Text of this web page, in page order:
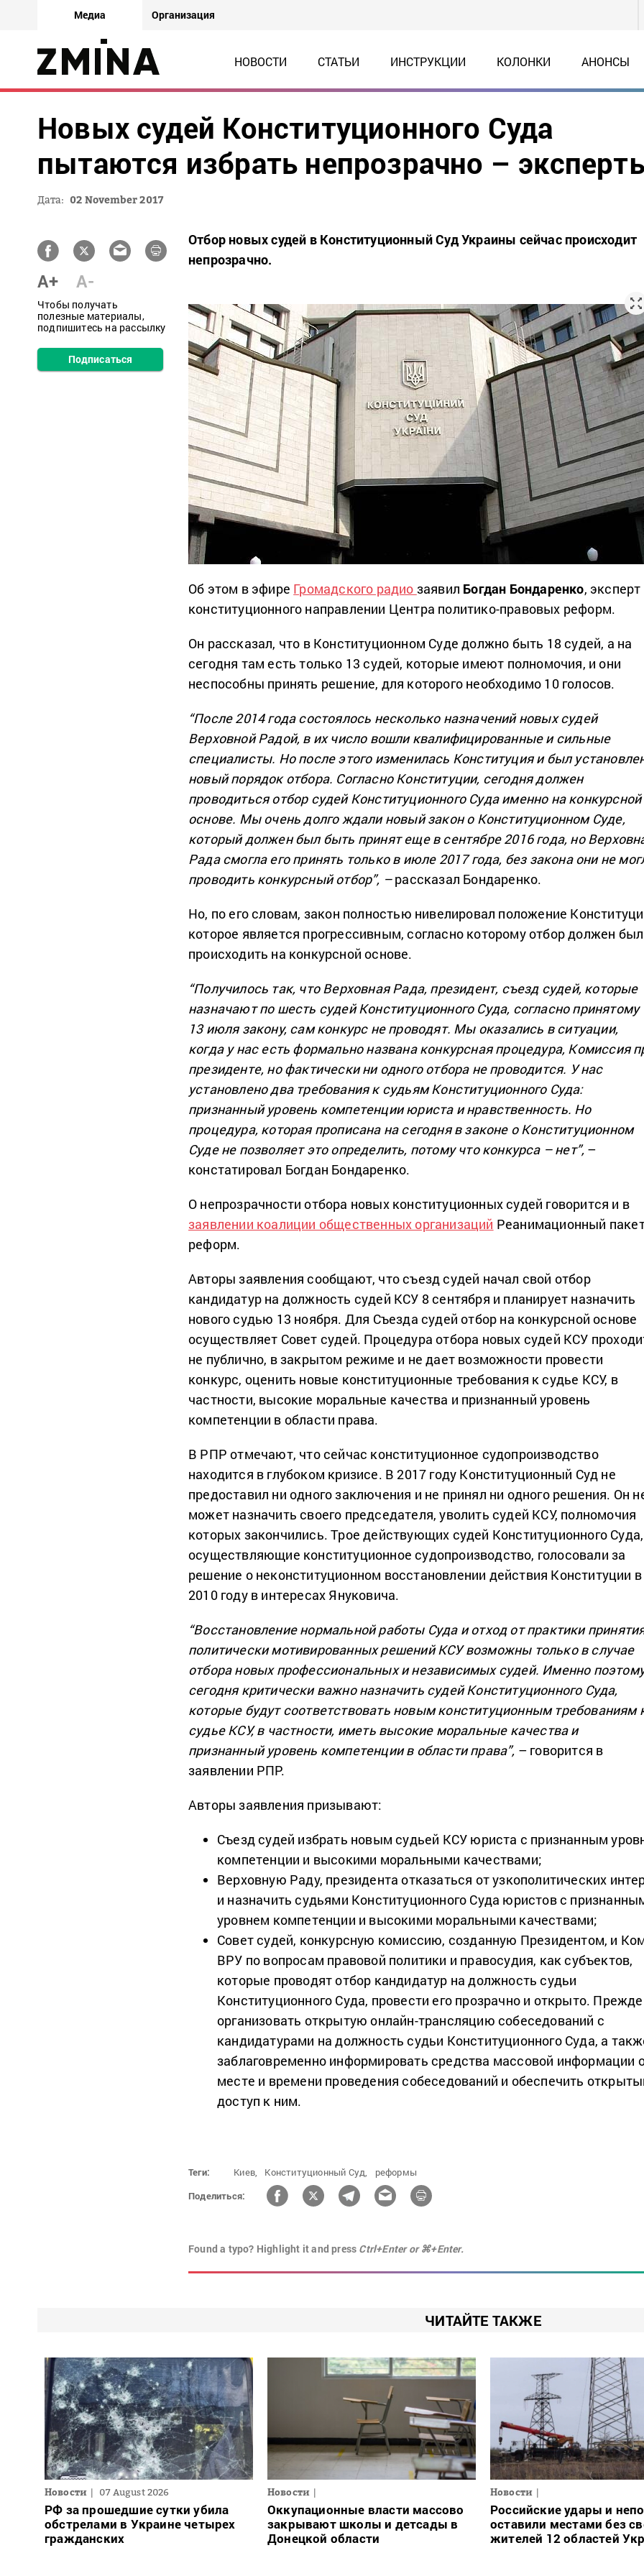
Медиа Организация
НОВОСТИ СТАТЬИ ИНСТРУКЦИИ КОЛОНКИ АНОНСЫ
Новых судей Конституционного Суда
пытаются избрать непрозрачно –
Дата: 02 November 2017
A+ A-
Чтобы получать
полезные материалы,
подпишитесь на рассылку
Подписаться
Отбор новых судей в Конституционный Суд Украины сейчас происходит
непрозрачно.
Об этом в эфире Громадского радио заявил Богдан Бондаренко, эксперт
конституционного направлении Центра политико-правовых реформ.
Он рассказал, что в Конституционном Суде должно быть 18 судей, а на
сегодня там есть только 13 судей, которые имеют полномочия, и они
неспособны принять решение, для которого необходимо 10 голосов.
“После 2014 года состоялось несколько назначений новых судей
Верховной Радой, в их число вошли квалифицированные и сильные
специалисты. Но после этого изменилась Конституция и был
новый порядок отбора. Согласно Конституции, сегодня должен
проводиться отбор судей Конституционного Суда именно на конкурсной
основе. Мы очень долго ждали новый закон о Конституционном Суде,
который должен был быть принят еще в сентябре 2016 года, но
Рада смогла его принять только в июле 2017 года, без закона они не
проводить конкурсный отбор”, –рассказал Бондаренко.
Но, по его словам, закон полностью нивелировал положение
которое является прогрессивным, согласно которому отбор должен был
происходить на конкурсной основе.
“Получилось так, что Верховная Рада, президент, съезд судей, которые
назначают по шесть судей Конституционного Суда, согласно принятому
13 июля закону, сам конкурс не проводят. Мы оказались в ситуации,
когда у нас есть формально названа конкурсная процедура, Комиссия
президенте, но фактически ни одного отбора не проводится. У нас
установлено два требования к судьям Конституционного Суда:
признанный уровень компетенции юриста и нравственность. Но
процедура, которая прописана на сегодня в законе о Конституционном
Суде не позволяет это определить, потому что конкурса – нет”, –
констатировал Богдан Бондаренко.
О непрозрачности отбора новых конституционных судей говорится и в
заявлении коалиции общественных организаций Реанимационный
реформ.
Авторы заявления сообщают, что съезд судей начал свой отбор
кандидатур на должность судей КСУ 8 сентября и планирует назначить
нового судью 13 ноября. Для Съезда судей отбор на конкурсной основе
осуществляет Совет судей. Процедура отбора новых судей КСУ
не публично, в закрытом режиме и не дает возможности провести
конкурс, оценить новые конституционные требования к судье КСУ, в
частности, высокие моральные качества и признанный уровень
компетенции в области права.
В РПР отмечают, что сейчас конституционное судопроизводство
находится в глубоком кризисе. В 2017 году Конституционный Суд не
предоставил ни одного заключения и не принял ни одного решения. Он
может назначить своего председателя, уволить судей КСУ, полномочия
которых закончились. Трое действующих судей Конституционного Суда,
осуществляющие конституционное судопроизводство, голосовали за
решение о неконституционном восстановлении действия Конституции в
2010 году в интересах Януковича.
“Восстановление нормальной работы Суда и отход от практики
политически мотивированных решений КСУ возможны только в случае
отбора новых профессиональных и независимых судей. Именно
сегодня критически важно назначить судей Конституционного Суда,
которые будут соответствовать новым конституционным требованиям
судье КСУ, в частности, иметь высокие моральные качества и
признанный уровень компетенции в области права”, – говорится в
заявлении РПР.
Авторы заявления призывают:
Съезд судей избрать новым судьей КСУ юриста с признанным
компетенции и высокими моральными качествами;
Верховную Раду, президента отказаться от узкополитических
и назначить судьями Конституционного Суда юристов с
уровнем компетенции и высокими моральными качествами;
Совет судей, конкурсную комиссию, созданную Президентом, и
ВРУ по вопросам правовой политики и правосудия, как субъектов,
которые проводят отбор кандидатур на должность судьи
Конституционного Суда, провести его прозрачно и открыто.
организовать открытую онлайн-трансляцию собеседований с
кандидатурами на должность судьи Конституционного Суда, а
заблаговременно информировать средства массовой информации
месте и времени проведения собеседований и обеспечить
доступ к ним.
Теги: Киев, Конституционный Суд,
реформы
Поделиться:
Found a typo? Highlight it and press Ctrl+Enter or ⌘+Enter.
ЧИТАЙТЕ ТАКЖЕ
Новости 07 August 2026
РФ за прошедшие сутки убила
обстрелами в Украине четырех
гражданских
Новости
Оккупационные власти массово
закрывают школы и детсады в
Донецкой области
Новости
Российские удары и
оставили местами без
жителей 12 областей